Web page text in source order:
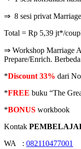
⇒ 8 sesi privat
Total = Rp 5,39 jt*/
⇒ Workshop Marriage
Prepare/Enrich.
*Discount 33% dari
*FREE buku “The
*BONUS workbook
Kontak
WA : 082110477001